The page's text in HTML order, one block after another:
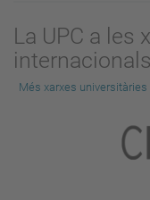
La UPC a les
internacionals
Més xarxes universitàries